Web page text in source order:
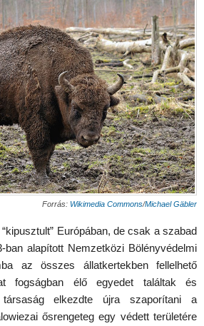
Forrás: Wikimedia Commons/Michael Gäbler
Európában, de csak a szabad
ban alapított Nemzetközi Bölényvédelmi
az összes állatkertekben fellelhető
fogságban élő egyedet találtak és
elkezdte újra szaporítani a
ősrengeteg egy védett területére